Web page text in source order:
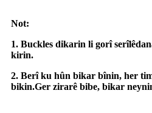
Not:
1. Buckles dikarin li gorî
kirin.
2. Berî ku hûn bikar bînin, her
bikin.Ger zirarê bibe, bikar